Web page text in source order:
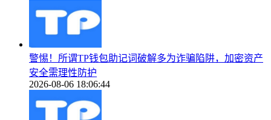
警惕！所谓TP钱包助记词破解多为诈骗陷阱，加密资产
安全需理性防护
2026-08-06 18:06:44